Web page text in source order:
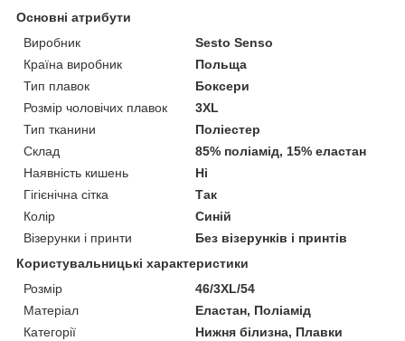
Основні атрибути
Виробник
Sesto Senso
Країна виробник
Польща
Тип плавок
Боксери
Розмір чоловічих плавок
3XL
Тип тканини
Поліестер
Склад
85% поліамід, 15% еластан
Наявність кишень
Ні
Гігієнічна сітка
Так
Колір
Синій
Візерунки і принти
Без візерунків і принтів
Користувальницькі характеристики
Розмір
46/3XL/54
Матеріал
Еластан, Поліамід
Категорії
Нижня білизна, Плавки